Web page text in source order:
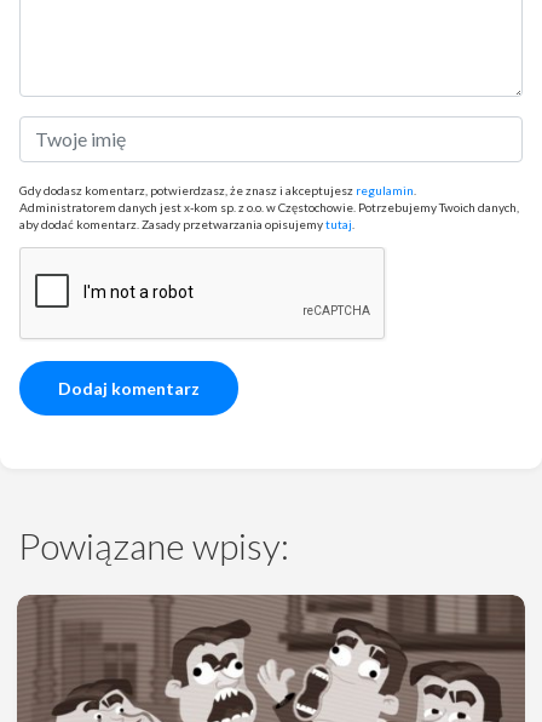
Gdy dodasz komentarz, potwierdzasz, że znasz i akceptujesz regulamin
Administratorem danych jest x-kom sp. z o.o. w Częstochowie. Potrzebujemy Twoich danych,
aby dodać komentarz. Zasady przetwarzania opisujemytutaj
Powiązane wpisy: